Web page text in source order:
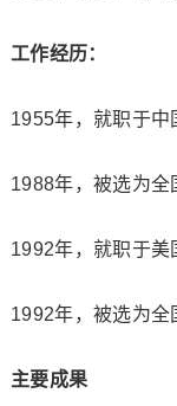
工作经历：
1955年，就职于中
1988年，被选为全
1992年，就职于美
1992年，被选为全
主要成果